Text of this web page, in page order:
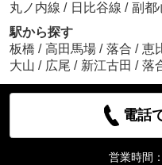
丸ノ内線 / 日比谷線 / 副都
駅から探す
板橋 / 高田馬場 / 落合 / 恵
大山 / 広尾 / 新江古田 / 落
電話
営業時間：